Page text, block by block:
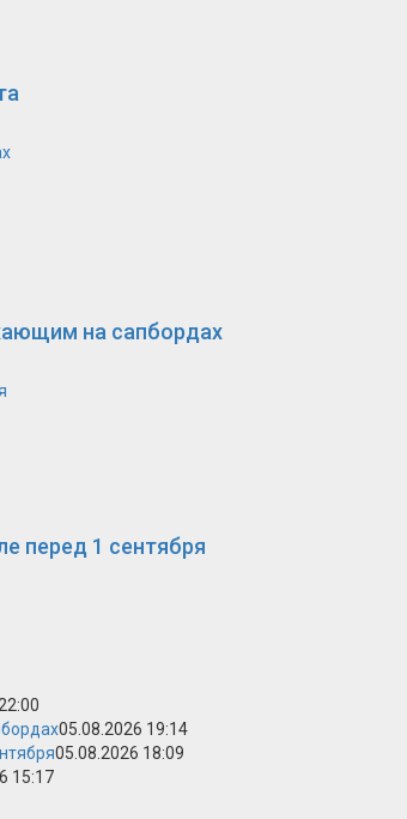
на сапбордах
перед 1 сентября
05.08.2026 19:14
05.08.2026 18:09
15:17